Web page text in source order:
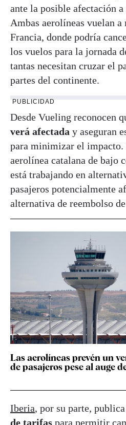
ante la posible afectación
Ambas aerolíneas vuelan a
Francia, donde podría
los vuelos para la jornada
tantas necesitan cruzar el
partes del continente.
PUBLICIDAD
Desde Vueling reconocen
verá afectada y aseguran
para minimizar el impacto.
aerolínea catalana de bajo
está trabajando en
pasajeros potencialmente
alternativa de reembolso
Las aerolíneas prevén un
de pasajeros pese al auge
Iberia, por su parte,
de tarifas para permitir